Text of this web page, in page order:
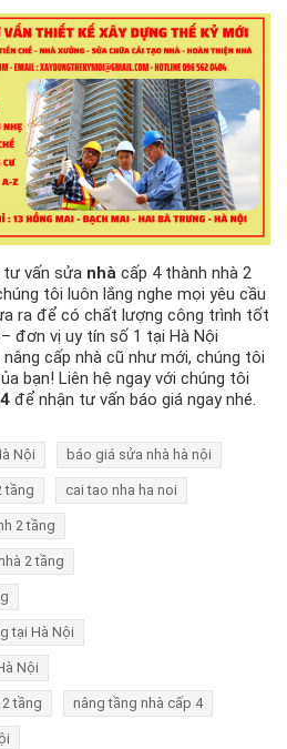
vấn sửa nhà cấp 4 thành nhà 2
tôi luôn lắng nghe mọi yêu cầu
ra để có chất lượng công trình tốt
đơn vị uy tín số 1 tại Hà Nội
cấp nhà cũ như mới, chúng tôi
bạn! Liên hệ ngay với chúng tôi
để nhận tư vấn báo giá ngay nhé.
Nội báo giá sửa nhà hà nội
tầng cai tao nha ha noi
2 tầng
2 tầng
tại Hà Nội
Nội
tầng nâng tầng nhà cấp 4